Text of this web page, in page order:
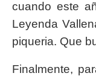
cuando este
Leyenda
piqueria. Que
Finalmente,